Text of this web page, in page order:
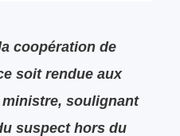
coopération de
soit rendue aux
soulignant
suspect hors du